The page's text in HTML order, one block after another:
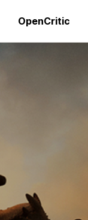
OpenCritic